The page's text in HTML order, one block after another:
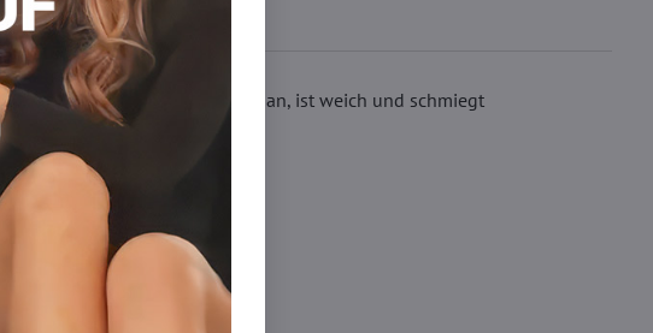
0
die Strumpfhose angenehm an, ist weich und schmiegt